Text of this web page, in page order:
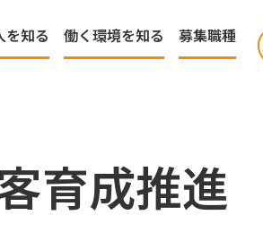
を知る 働く環境を知る 募集職種
育成推進